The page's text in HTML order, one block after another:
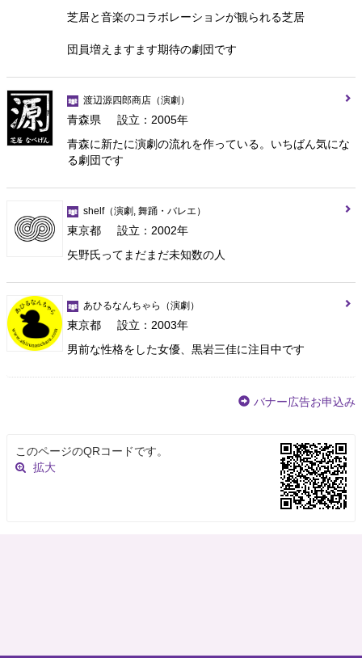
芝居と音楽のコラボレーションが観られる芝居
団員増えますます期待の劇団です
渡辺源四郎商店 （演劇）
青森県
設立：2005年
青森に新たに演劇の流れを作っている。いちばん気にな
る劇団です
shelf（演劇, 舞踊・バレエ）
東京都
設立：2002年
矢野氏ってまだまだ未知数の人
あひるなんちゃら （演劇）
東京都
設立：2003年
男前な性格をした女優、黒岩三佳に注目中です
バナー広告お申込み
このページのQRコードです。
拡大